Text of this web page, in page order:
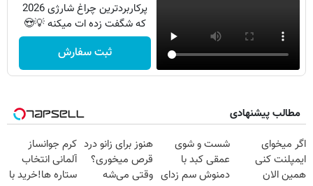
پرکاربردترین چراغ شارژی 2026
که شگفت زده ات میکنه 💡😍
ثبت سفارش
مطالب پیشنهادی
اگر میخوای
ایمپلنت کنی
همین الان
شست و شوی
عمقی کبد با
دمنوش سم زدای
هنوز برای زانو درد
قرص میخوری؟
وقتی می‌شه
کرم جوانساز
آلمانی انتخاب
ستاره ها!خرید با